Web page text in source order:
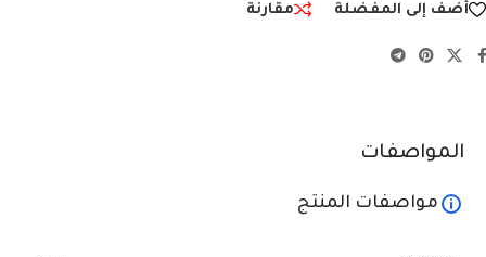
أضف إلى المفضلة مقارنة
المواصفات
مواصفات المنتج